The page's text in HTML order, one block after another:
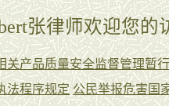
张律师欢迎您的
关产品质量安全监督管理暂
法程序规定 公民举报危害国